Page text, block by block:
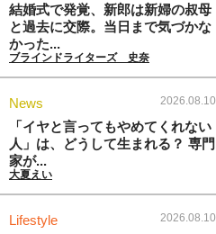
結婚式で発覚、新郎は新婦の叔母
と過去に交際。当日まで気づかな
かった...
ブラインドライターズ 史奈
News 2026.08.10
「イヤと言ってもやめてくれない
人」は、どうして生まれる？ 専門
家が...
大夏えい
Lifestyle 2026.08.10